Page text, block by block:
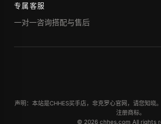
专属客服
一对一咨询搭配与售后
声明：本站是CHHES买手店，非克罗心官网，请您知晓
注册商标。
© 2026 chhes.com All rights